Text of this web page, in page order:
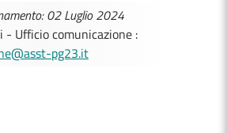
02 Luglio 2024
- Ufficio comunicazione :
pg23.it